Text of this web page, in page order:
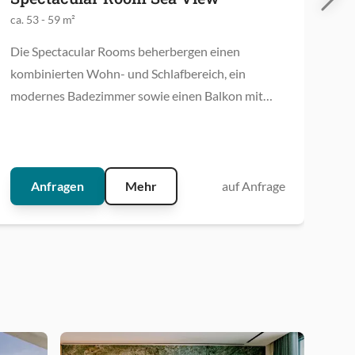
ca. 53 - 59 m²
Die Spectacular Rooms beherbergen einen
kombinierten Wohn- und Schlafbereich, ein
modernes Badezimmer sowie einen Balkon mit
Anfragen Mehr auf Anfrage